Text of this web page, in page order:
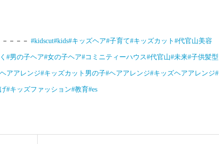
－－－ #kidscut#kids#キッズヘア#子育て#キッズカット #代官山美容
#男の子ヘア#女の子ヘア#コミニティーハウス#代官山#未来#子供髪型
アアレンジ#キッズカット男の子#ヘアアレンジ#キッズヘアアレンジ#
#キッズファッション#教育#es